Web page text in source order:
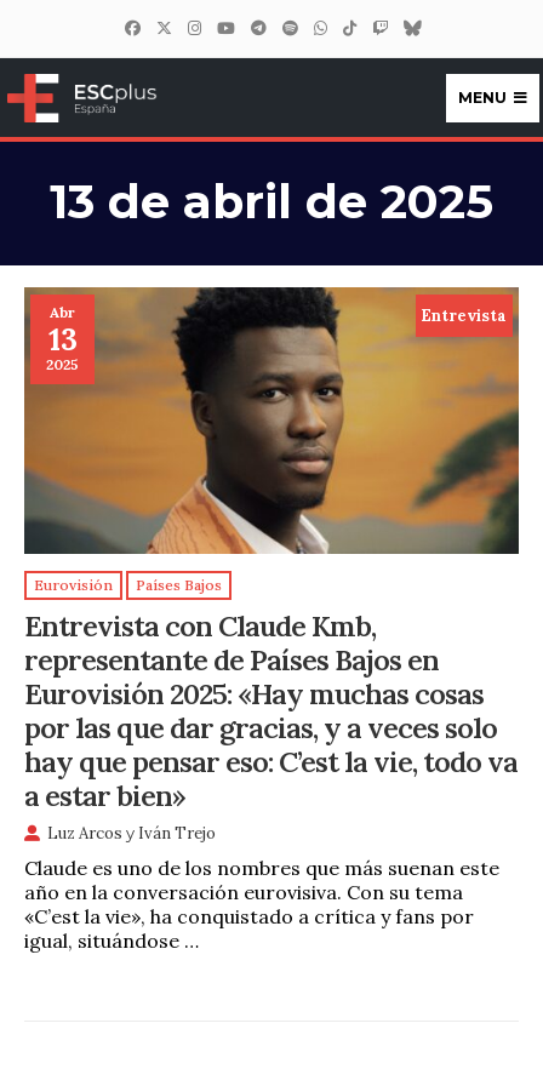
ESCplus España
MENU
13 de abril de 2025
Abr
13
2025
Entrevista
Eurovisión Países Bajos
Entrevista con Claude Kmb,
representante de Países Bajos en
Eurovisión 2025: «Hay muchas cosas
por las que dar gracias, y a veces solo
hay que pensar eso: C’est la vie, todo va
a estar bien»
Luz Arcos y Iván Trejo
Claude es uno de los nombres que más suenan este
año en la conversación eurovisiva. Con su tema
«C’est la vie», ha conquistado a crítica y fans por
igual, situándose …